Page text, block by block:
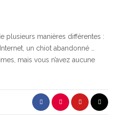
plusieurs manières différentes :
un chiot abandonné …
mais vous n’avez aucune